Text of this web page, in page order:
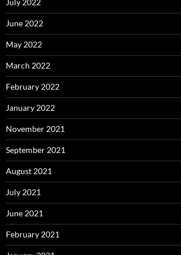
July 2022
June 2022
May 2022
March 2022
February 2022
January 2022
November 2021
September 2021
August 2021
July 2021
June 2021
February 2021